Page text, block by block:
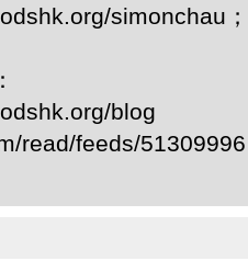
simonchau
blog
read/feeds/51309996